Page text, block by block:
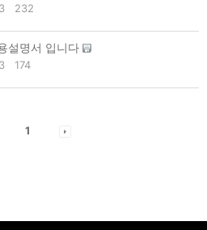
232
설명서 입니다
174
1